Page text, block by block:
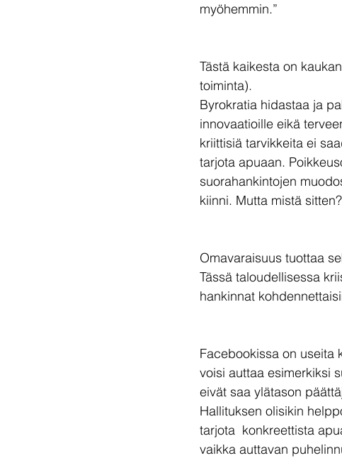
myöhemmin.”
Tästä kaikesta on
toiminta).
Byrokratia hidastaa ja
innovaatioille eikä
kriittisiä tarvikkeita ei
tarjota apuaan.
suorahankintojen
kiinni. Mutta mistä sitten?
Omavaraisuus tuottaa
Tässä taloudellisessa
hankinnat
Facebookissa on useita
voisi auttaa esimerkiksi
eivät saa ylätason
Hallituksen olisikin
tarjota  konkreettista
vaikka auttavan